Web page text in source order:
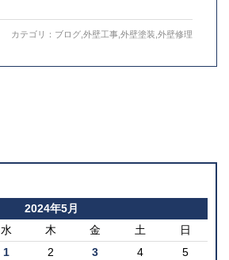
カテゴリ： ブログ 外壁工事 外壁塗装 外壁修理
2024年5月
水 木 金 土 日
1 2 3 4
5